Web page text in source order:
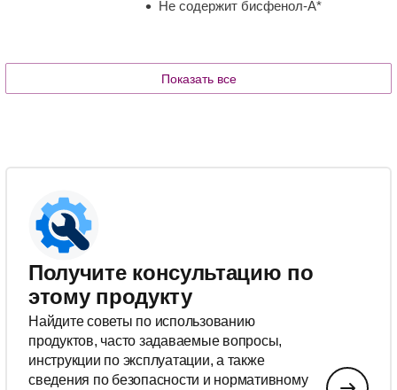
Не содержит бисфенол-А*
Показать все
Получите консультацию по
этому продукту
Найдите советы по использованию
продуктов, часто задаваемые вопросы,
инструкции по эксплуатации, а также
сведения по безопасности и нормативному